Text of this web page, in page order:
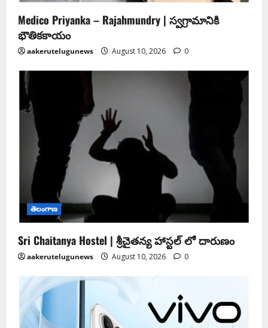
Medico Priyanka – Rajahmundry | స్వ‌గ్రామానికి
భౌతిక‌కాయం
aakerutelugunews August 10, 2026 0
తెలంగాణ
Sri Chaitanya Hostel | శ్రీ‌చైత‌న్య హాస్ట‌ల్ లో దారుణం
aakerutelugunews August 10, 2026 0